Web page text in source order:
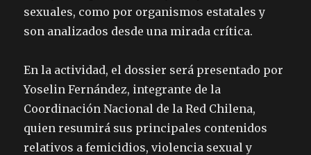
sexuales, como por organismos estatales y
son analizados desde una mirada crítica.
En la actividad, el dossier será presentado por
Yoselin Fernández, integrante de la
Coordinación Nacional de la Red Chilena,
quien resumirá sus principales contenidos
relativos a femicidios, violencia sexual y